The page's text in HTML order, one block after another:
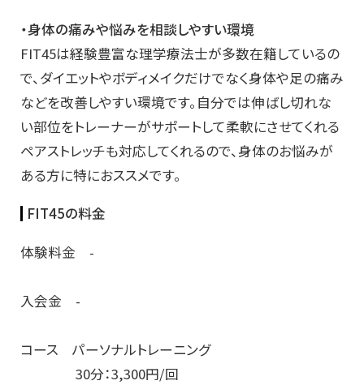
・身体の痛みや悩みを相談しやすい環境
FIT45は経験豊富な理学療法士が多数在籍しているの
で、ダイエットやボディメイクだけでなく身体や足の痛み
などを改善しやすい環境です。自分では伸ばし切れな
い部位をトレーナーがサポートして柔軟にさせてくれる
ペアストレッチも対応してくれるので、身体のお悩みが
ある方に特におススメです。
FIT45の料金
体験料金 -
入会金 -
コース パーソナルトレーニング
30分：3,300円/回